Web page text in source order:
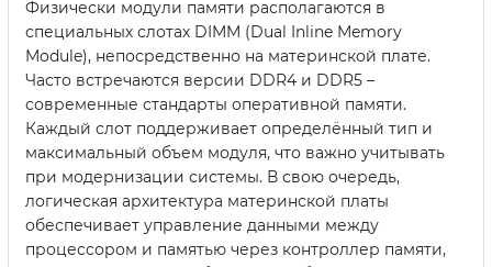
Физически модули памяти располагаются в
специальных слотах DIMM (Dual Inline Memory
Module), непосредственно на материнской плате.
Часто встречаются версии DDR4 и DDR5 –
современные стандарты оперативной памяти.
Каждый слот поддерживает определённый тип и
максимальный объем модуля, что важно учитывать
при модернизации системы. В свою очередь,
логическая архитектура материнской платы
обеспечивает управление данными между
процессором и памятью через контроллер памяти,